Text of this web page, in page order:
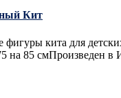
Кит
кита для
на 85 смПроизведен